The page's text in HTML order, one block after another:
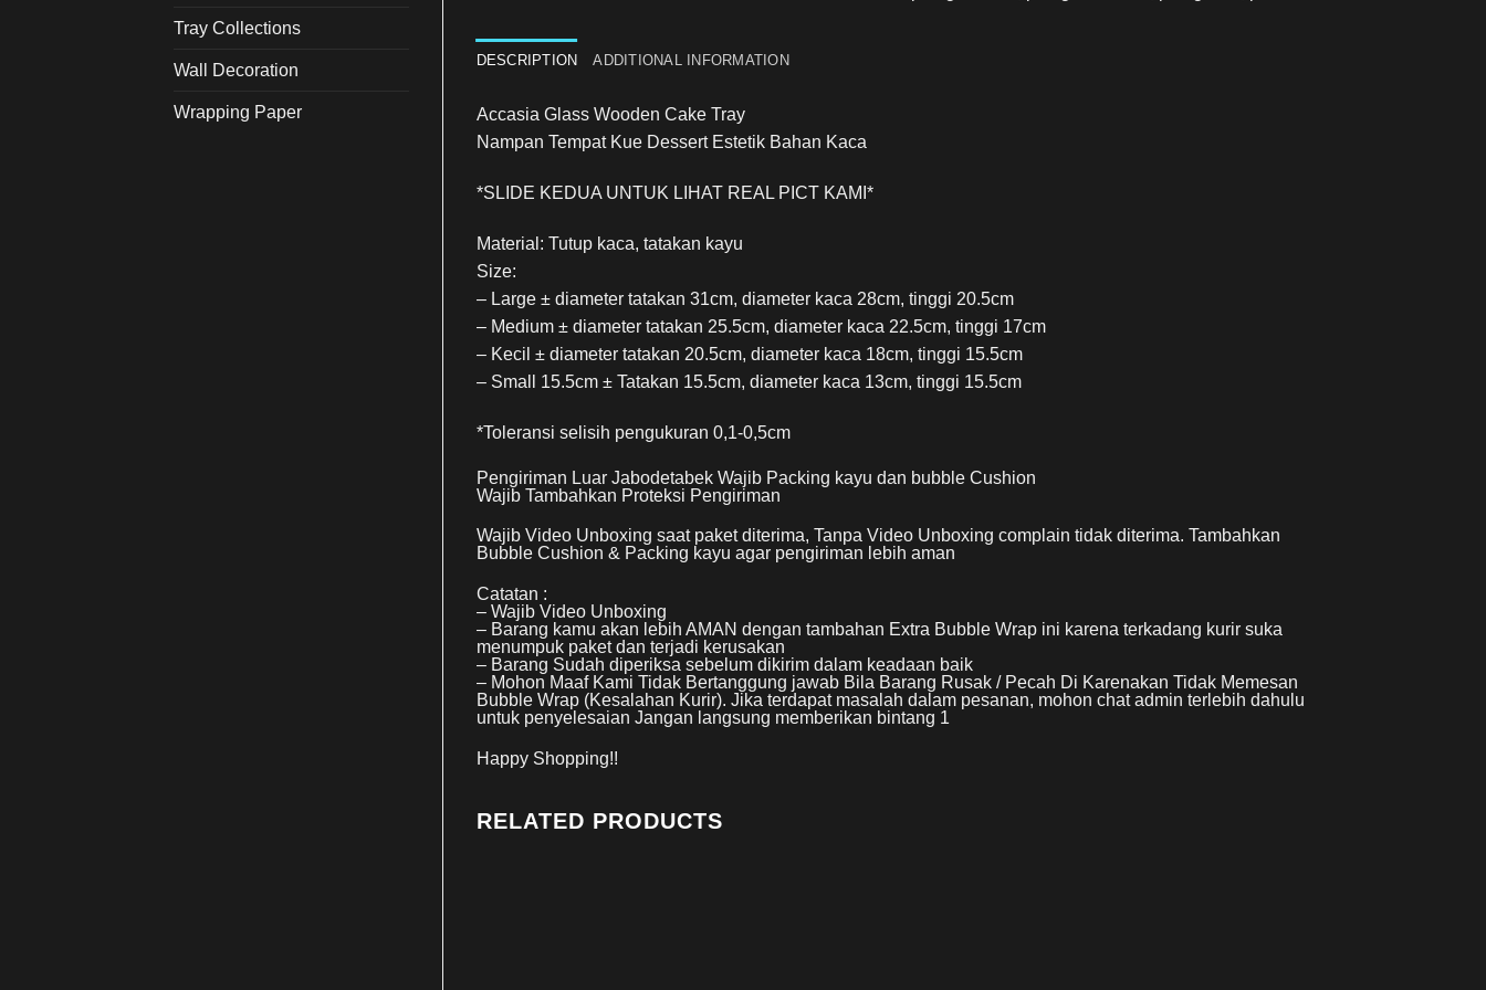
Tray Collections
Wall Decoration
Wrapping Paper
DESCRIPTION ADDITIONAL INFORMATION
Accasia Glass Wooden Cake Tray
Nampan Tempat Kue Dessert Estetik Bahan Kaca
*SLIDE KEDUA UNTUK LIHAT REAL PICT KAMI*
Material: Tutup kaca, tatakan kayu
Size:
– Large ± diameter tatakan 31cm, diameter kaca 28cm, tinggi 20.5cm
– Medium ± diameter tatakan 25.5cm, diameter kaca 22.5cm, tinggi 17cm
– Kecil ± diameter tatakan 20.5cm, diameter kaca 18cm, tinggi 15.5cm
– Small 15.5cm ± Tatakan 15.5cm, diameter kaca 13cm, tinggi 15.5cm
*Toleransi selisih pengukuran 0,1-0,5cm
Pengiriman Luar Jabodetabek Wajib Packing kayu dan bubble Cushion
Wajib Tambahkan Proteksi Pengiriman
Wajib Video Unboxing saat paket diterima, Tanpa Video Unboxing complain tidak diterima. Tambahkan
Bubble Cushion & Packing kayu agar pengiriman lebih aman
Catatan :
– Wajib Video Unboxing
– Barang kamu akan lebih AMAN dengan tambahan Extra Bubble Wrap ini karena terkadang kurir suka
menumpuk paket dan terjadi kerusakan
– Barang Sudah diperiksa sebelum dikirim dalam keadaan baik
– Mohon Maaf Kami Tidak Bertanggung jawab Bila Barang Rusak / Pecah Di Karenakan Tidak Memesan
Bubble Wrap (Kesalahan Kurir). Jika terdapat masalah dalam pesanan, mohon chat admin terlebih dahulu
untuk penyelesaian Jangan langsung memberikan bintang 1
Happy Shopping!!
RELATED PRODUCTS